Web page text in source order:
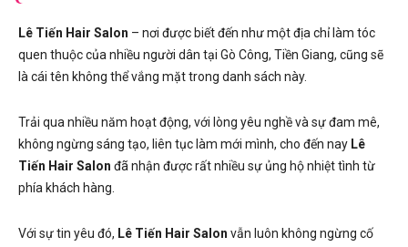
Lê Tiến Hair Salon – nơi được biết đến như một địa chỉ làm tóc
quen thuộc của nhiều người dân tại Gò Công, Tiền Giang, cũng sẽ
là cái tên không thể vắng mặt trong danh sách này.
Trải qua nhiều năm hoạt động, với lòng yêu nghề và sự đam mê,
không ngừng sáng tạo, liên tục làm mới mình, cho đến nay Lê
Tiến Hair Salon đã nhận được rất nhiều sự ủng hộ nhiệt tình từ
phía khách hàng.
Với sự tin yêu đó, Lê Tiến Hair Salon vẫn luôn không ngừng cố